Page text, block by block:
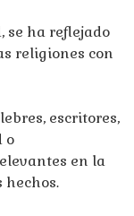
se ha reflejado
religiones con
escritores,
o
en la
hechos.